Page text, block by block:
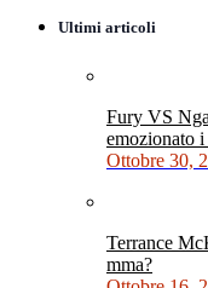
Ultimi articoli
Fury VS
emozionato
Ottobre 30,
Terrance
mma?